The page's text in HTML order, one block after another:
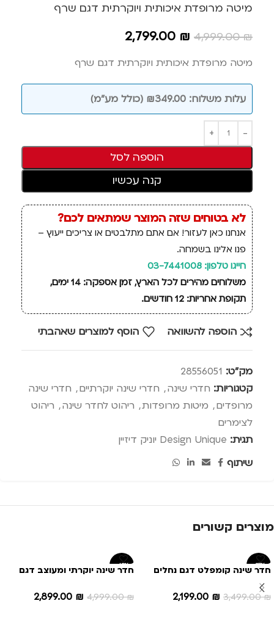
מיטה מרופדת איכותית ויוקרתית דגם שרף
4,999.00₪
2,799.00 ₪
מיטה מרופדת איכותית ויוקרתית דגם שרף
עלות משלוח: ₪349.00 (כולל מע"מ)
הוספה לסל
קנה עכשיו
לא בטוחים שזה המוצר שמתאים לכם?
אנחנו כאן לעזור! אם אתם מתלבטים או צריכים ייעוץ –
פנו אלינו בשמחה.
חייגו טלפון: 03-7441008
משלוחים מהירים לכל הארץ, זמן אספקה: 14 ימים,
תקופת אחריות: 12 חודשים.
הוספה להשוואה הוסף למוצרים שאהבתי
מק"ט: 28556051
קטגוריות: חדרי שינה, חדרי שינה יוקרתיים, חדרי שינה
מרופדים, מיטות מרופדות, ריהוט לחדר שינה, ריהוט
לצימרים
תגית: Design Unique יוניק דיזיין
שיתוף
מוצרים קשורים
-37%
חדר שינה קומפלט דגם נחלים
3,499.00₪
2,199.00 ₪
-42%
חדר שינה יוקרתי ומעוצב דגם
4,999.00₪
2,899.00 ₪